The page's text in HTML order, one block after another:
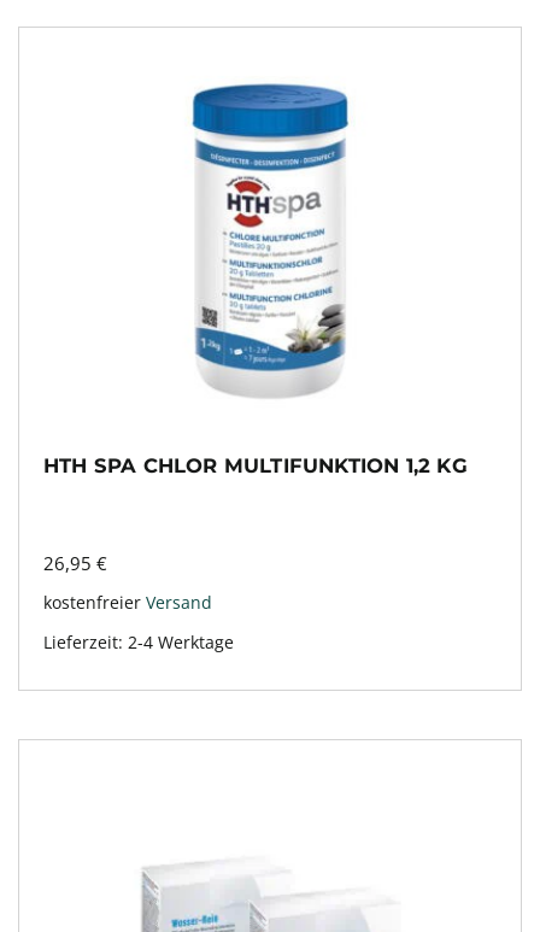
HTH SPA CHLOR MULTIFUNKTION 1,2 KG
26,95 €
kostenfreier Versand
Lieferzeit: 2-4 Werktage